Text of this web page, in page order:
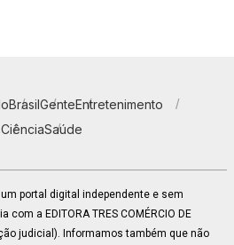
BrasilGenteEntretenimento
CiênciaSaúde
um portal digital independente e sem
a EDITORA TRES COMÉRCIO DE
judicial). Informamos também que não